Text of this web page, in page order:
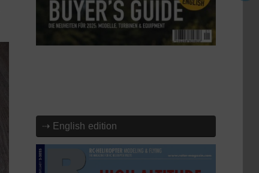
⇢ English edition